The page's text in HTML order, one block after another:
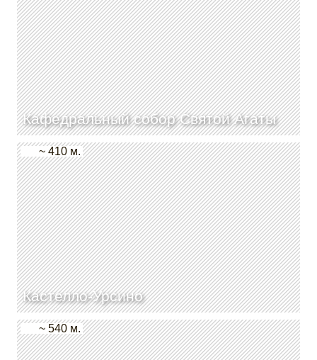
Кафедральный собор Святой Агаты
Кастелло-Урсино
~ 410 м.
~ 540 м.